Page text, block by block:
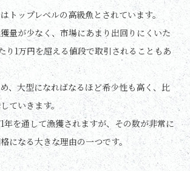
トップレベルの高級魚とされています。
量が少なく、市場にあまり出回りにくいた
り1万円を超える値段で取引されることもあ
、大型になればなるほど希少性も高く、比
ていきます。
年を通して漁獲されますが、その数が非常に
になる大きな理由の一つです。